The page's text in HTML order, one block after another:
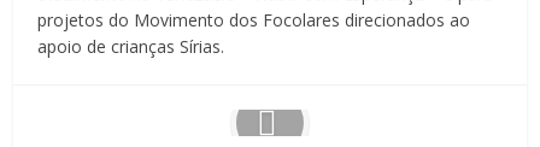
projetos do Movimento dos Focolares direcionados ao
apoio de crianças Sírias.